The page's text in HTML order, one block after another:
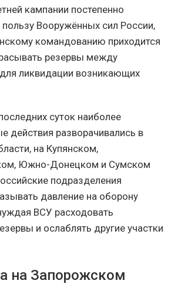
кампании постепенно
Вооружённых сил России,
командованию приходится
резервы между
ликвидации возникающих
суток наиболее
действия разворачивались в
на Купянском,
Южно-Донецком и Сумском
подразделения
давление на оборону
ВСУ расходовать
и ослаблять другие участки
на Запорожском